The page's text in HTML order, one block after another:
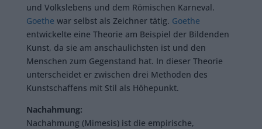
und Volkslebens und dem Römischen Karneval.
Goethe war selbst als Zeichner tätig. Goethe
entwickelte eine Theorie am Beispiel der Bildenden
Kunst, da sie am anschaulichsten ist und den
Menschen zum Gegenstand hat. In dieser Theorie
unterscheidet er zwischen drei Methoden des
Kunstschaffens mit Stil als Höhepunkt.
Nachahmung:
Nachahmung (Mimesis) ist die empirische,